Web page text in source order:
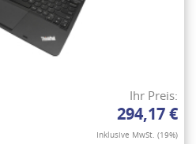
Ihr Preis:
294,17 €
Inklusive MwSt. (19%)